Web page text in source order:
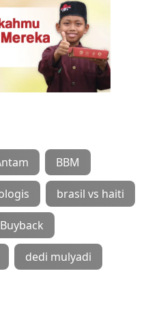
BBM
brasil vs haiti
Buyback
dedi mulyadi